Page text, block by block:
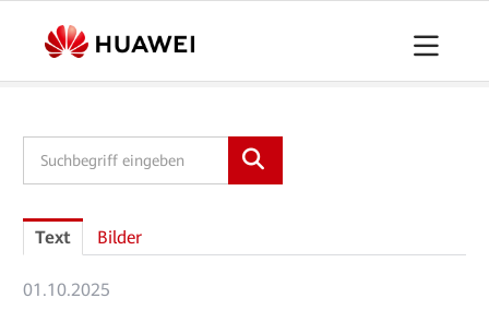
Downloads
Text Bilder
01.10.2025